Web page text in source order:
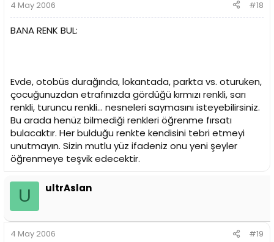
4 May 2006 #18
BANA RENK BUL:
Evde, otobüs durağında, lokantada, parkta vs. oturuken,
çocuğunuzdan etrafınızda gördüğü kırmızı renkli, sarı
renkli, turuncu renkli... nesneleri saymasını isteyebilirsiniz.
Bu arada henüz bilmediği renkleri öğrenme fırsatı
bulacaktır. Her bulduğu renkte kendisini tebri etmeyi
unutmayın. Sizin mutlu yüz ifadeniz onu yeni şeyler
öğrenmeye teşvik edecektir.
U ultrAslan
4 May 2006 #19